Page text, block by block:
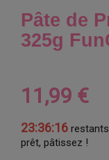
Pâte de
325g
11,99 €
23:36:15
prêt, pâtissez !